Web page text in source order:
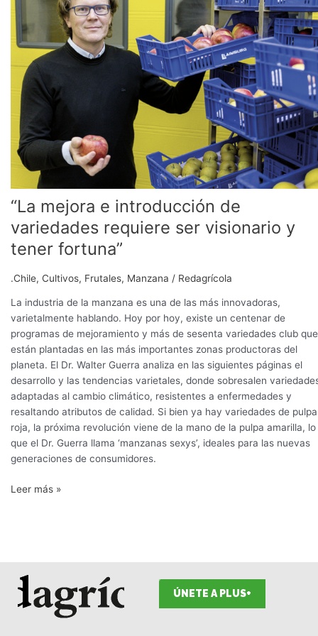
“La mejora e introducción de
variedades requiere ser visionario y
tener fortuna”
.Chile, Cultivos, Frutales, Manzana / Redagrícola
La industria de la manzana es una de las más innovadoras,
varietalmente hablando. Hoy por hoy, existe un centenar de
programas de mejoramiento y más de sesenta variedades club que
están plantadas en las más importantes zonas productoras del
planeta. El Dr. Walter Guerra analiza en las siguientes páginas el
desarrollo y las tendencias varietales, donde sobresalen
adaptadas al cambio climático, resistentes a enfermedades y
resaltando atributos de calidad. Si bien ya hay variedades de pulpa
roja, la próxima revolución viene de la mano de la pulpa amarilla, lo
que el Dr. Guerra llama ‘manzanas sexys’, ideales para las nuevas
generaciones de consumidores.
introducción
de
variedades
requiere
ser
visionario
tener
fortuna”
Leer más »
ÚNETE A PLUS+